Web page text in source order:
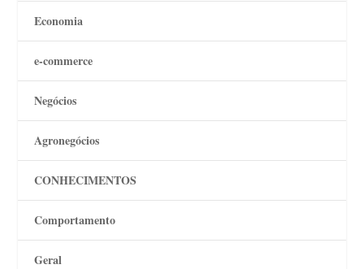
Economia
e-commerce
Negócios
Agronegócios
CONHECIMENTOS
Comportamento
Geral